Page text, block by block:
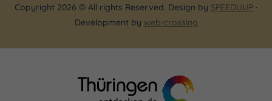
Copyright 2026 © All rights Reserved. Design by SPEEDUUP ·
Development by web-crossing